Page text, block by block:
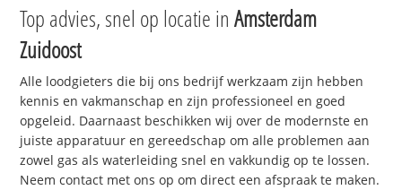
Top advies, snel op locatie inAmsterdam
Zuidoost
Alle loodgieters die bij ons bedrijf werkzaam zijn hebben
kennis en vakmanschap en zijn professioneel en goed
opgeleid. Daarnaast beschikken wij over de modernste en
juiste apparatuur en gereedschap om alle problemen aan
zowel gas als waterleiding snel en vakkundig op te lossen.
Neem contact met ons op om direct een afspraak te maken.